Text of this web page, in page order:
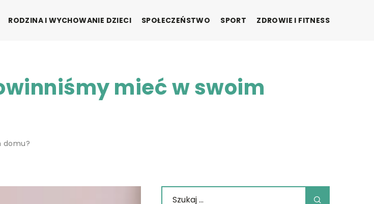
RODZINA I WYCHOWANIE DZIECI SPOŁECZEŃSTWO SPORT ZDROWIE I FITNESS
mieć w swoim
domu?